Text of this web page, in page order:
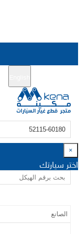
×
اختر سيارتك